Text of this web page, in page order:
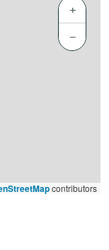
+
−
contributors